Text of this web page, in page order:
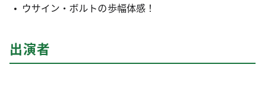
ウサイン・ボルトの歩幅体感！
出演者